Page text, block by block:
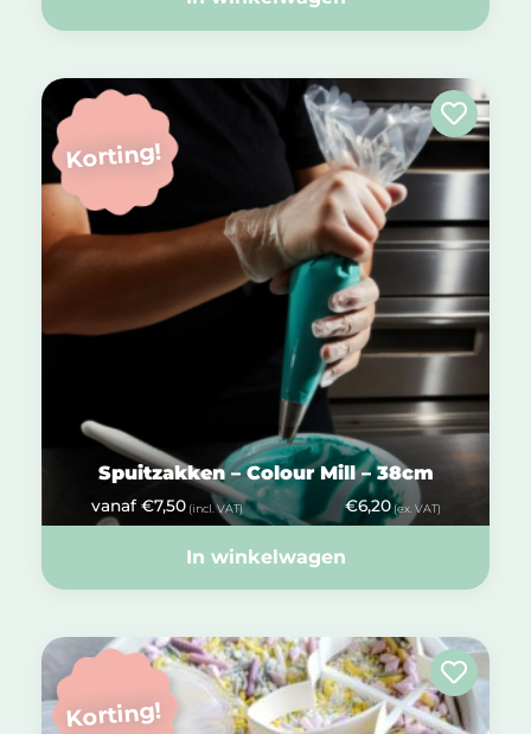
Korting!
Spuitzakken – Colour Mill – 38cm
vanaf €7,50 (incl. VAT) €6,20 (ex. VAT)
In winkelwagen
Korting!